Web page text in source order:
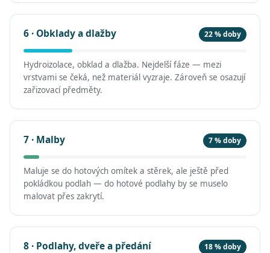
6 · Obklady a dlažby 22 % doby
Hydroizolace, obklad a dlažba. Nejdelší fáze — mezi
vrstvami se čeká, než materiál vyzraje. Zároveň se osazují
zařizovací předměty.
7 · Malby 7 % doby
Maluje se do hotových omítek a stěrek, ale ještě před
pokládkou podlah — do hotové podlahy by se muselo
malovat přes zakrytí.
8 · Podlahy, dveře a předání 18 % doby